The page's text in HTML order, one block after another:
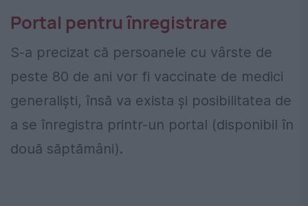
Portal pentru înregistrare
S-a precizat că persoanele cu vârste de
peste 80 de ani vor fi vaccinate de medici
generaliști, însă va exista și posibilitatea de
a se înregistra printr-un portal (disponibil în
două săptămâni).